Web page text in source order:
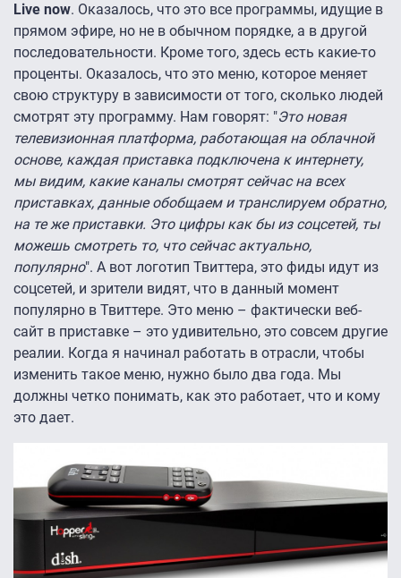
Live now. Оказалось, что это все программы, идущие в
прямом эфире, но не в обычном порядке, а в другой
последовательности. Кроме того, здесь есть какие-то
проценты. Оказалось, что это меню, которое меняет
свою структуру в зависимости от того, сколько людей
смотрят эту программу. Нам говорят: "Это новая
телевизионная платформа, работающая на облачной
основе, каждая приставка подключена к интернету,
мы видим, какие каналы смотрят сейчас на всех
приставках, данные обобщаем и транслируем обратно,
на те же приставки. Это цифры как бы из соцсетей, ты
можешь смотреть то, что сейчас актуально,
популярно". А вот логотип Твиттера, это фиды идут из
соцсетей, и зрители видят, что в данный момент
популярно в Твиттере. Это меню – фактически веб-
сайт в приставке – это удивительно, это совсем другие
реалии. Когда я начинал работать в отрасли, чтобы
изменить такое меню, нужно было два года. Мы
должны четко понимать, как это работает, что и кому
это дает.